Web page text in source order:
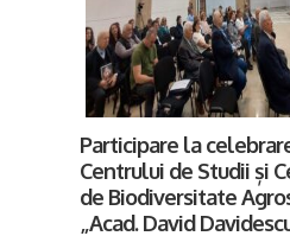
Participare la
Centrului de Studii și
de Biodiversitate
„Acad. David